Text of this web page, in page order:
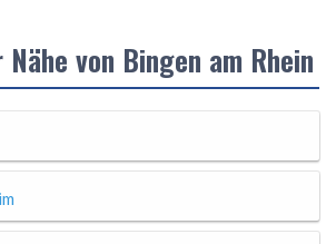
von Bingen am Rhein